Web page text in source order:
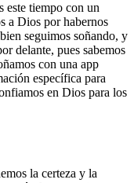
este tiempo con un
a Dios por habernos
seguimos soñando, y
delante, pues sabemos
con una app
específica para
en Dios para los
la certeza y la